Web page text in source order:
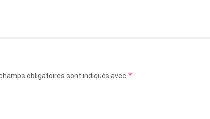
obligatoires sont indiqués avec *